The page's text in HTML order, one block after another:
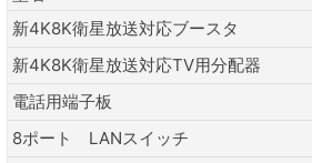
新4K8K衛星放送対応ブースタ
新4K8K衛星放送対応TV用分配器
電話用端子板
8ポート LANスイッチ